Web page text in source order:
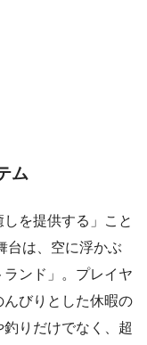
ム
しを提供する」こと
台は、空に浮かぶ
ンド」。プレイヤ
びりとした休暇の
りだけでなく、超